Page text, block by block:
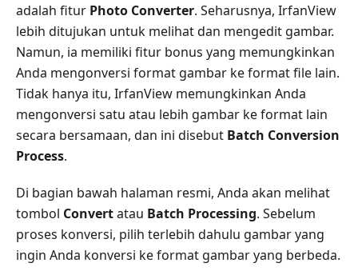
adalah fitur Photo Converter. Seharusnya, IrfanView
lebih ditujukan untuk melihat dan mengedit gambar.
Namun, ia memiliki fitur bonus yang memungkinkan
Anda mengonversi format gambar ke format file lain.
Tidak hanya itu, IrfanView memungkinkan Anda
mengonversi satu atau lebih gambar ke format lain
secara bersamaan, dan ini disebut Batch Conversion
Process.
Di bagian bawah halaman resmi, Anda akan melihat
tombol Convertatau Batch Processing. Sebelum
proses konversi, pilih terlebih dahulu gambar yang
ingin Anda konversi ke format gambar yang berbeda.